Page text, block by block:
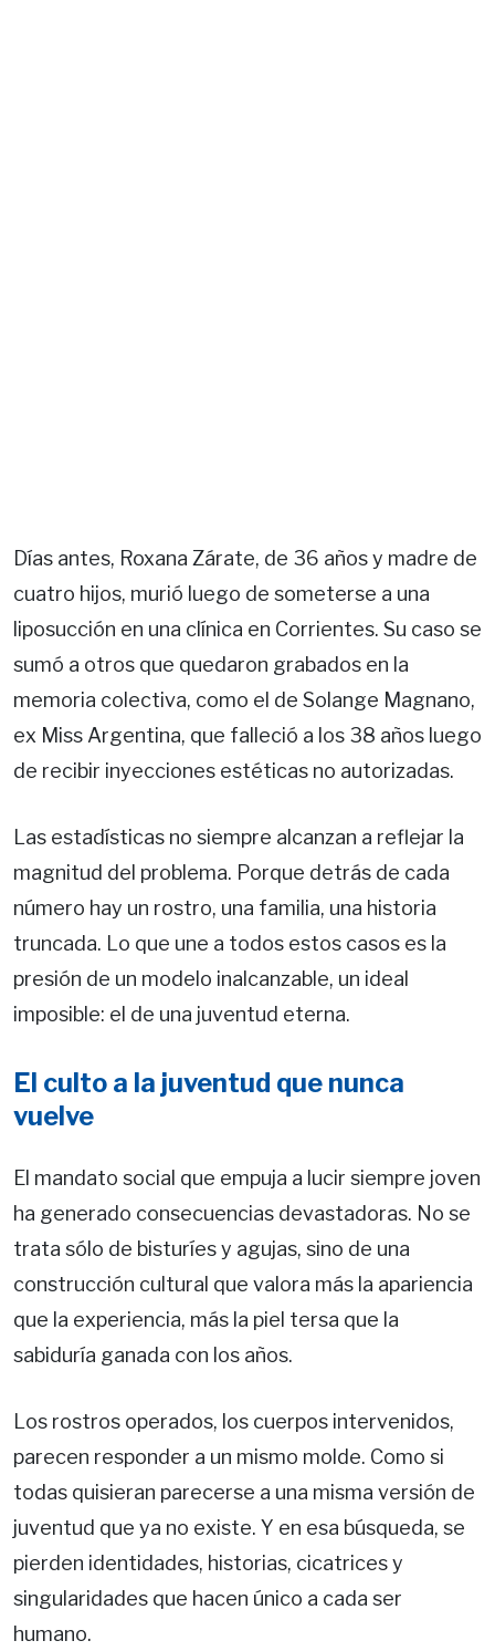
Días antes, Roxana Zárate, de 36 años y madre de
cuatro hijos, murió luego de someterse a una
liposucción en una clínica en Corrientes. Su caso se
sumó a otros que quedaron grabados en la
memoria colectiva, como el de Solange Magnano,
ex Miss Argentina, que falleció a los 38 años luego
de recibir inyecciones estéticas no autorizadas.
Las estadísticas no siempre alcanzan a reflejar la
magnitud del problema. Porque detrás de cada
número hay un rostro, una familia, una historia
truncada. Lo que une a todos estos casos es la
presión de un modelo inalcanzable, un ideal
imposible: el de una juventud eterna.
El culto a la juventud que nunca
vuelve
El mandato social que empuja a lucir siempre joven
ha generado consecuencias devastadoras. No se
trata sólo de bisturíes y agujas, sino de una
construcción cultural que valora más la apariencia
que la experiencia, más la piel tersa que la
sabiduría ganada con los años.
Los rostros operados, los cuerpos intervenidos,
parecen responder a un mismo molde. Como si
todas quisieran parecerse a una misma versión de
juventud que ya no existe. Y en esa búsqueda, se
pierden identidades, historias, cicatrices y
singularidades que hacen único a cada ser
humano.